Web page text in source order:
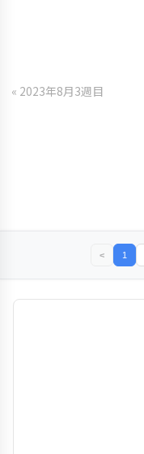
« 2023年8月3週目
< 1